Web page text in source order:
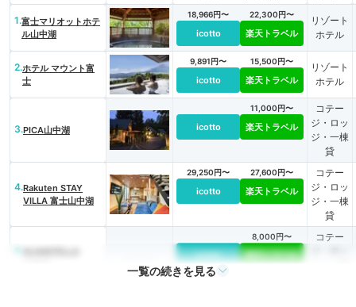
1.富士マリオットホテ
ル山中湖
18,966円〜
icotto
22,300円〜
楽天トラベル
リゾート
ホテル
2.ホテル マウント富
士
9,891円〜
icotto
15,500円〜
楽天トラベル
リゾート
ホテル
3.PICA山中湖 icotto
11,000円〜
楽天トラベル
コテー
ジ・ロッ
ジ・一棟
貸
4.Rakuten STAY
VILLA 富士山中湖
29,250円〜
icotto
27,600円〜
楽天トラベル
コテー
ジ・ロッ
ジ・一棟
貸
icotto
8,000円〜
楽天トラベル
コテー
一覧の続きを見る